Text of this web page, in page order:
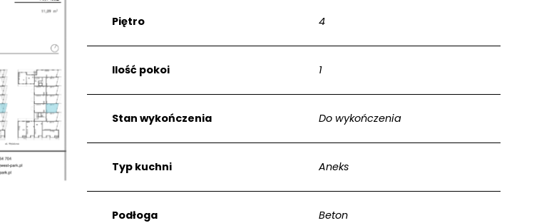
Piętro 4
Ilość pokoi 1
Stan wykończenia Do wykończenia
Typ kuchni Aneks
Podłoga Beton